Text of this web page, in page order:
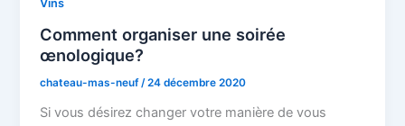
Vins
Comment organiser une soirée
œnologique?
chateau-mas-neuf/24 décembre 2020
Si vous désirez changer votre manière de vous